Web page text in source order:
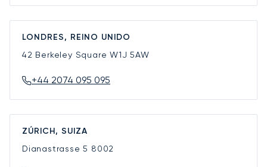
LONDRES, REINO UNIDO
42 Berkeley SquareW1J 5AW
+44 2074 095 095
ZÚRICH, SUIZA
Dianastrasse 5 8002